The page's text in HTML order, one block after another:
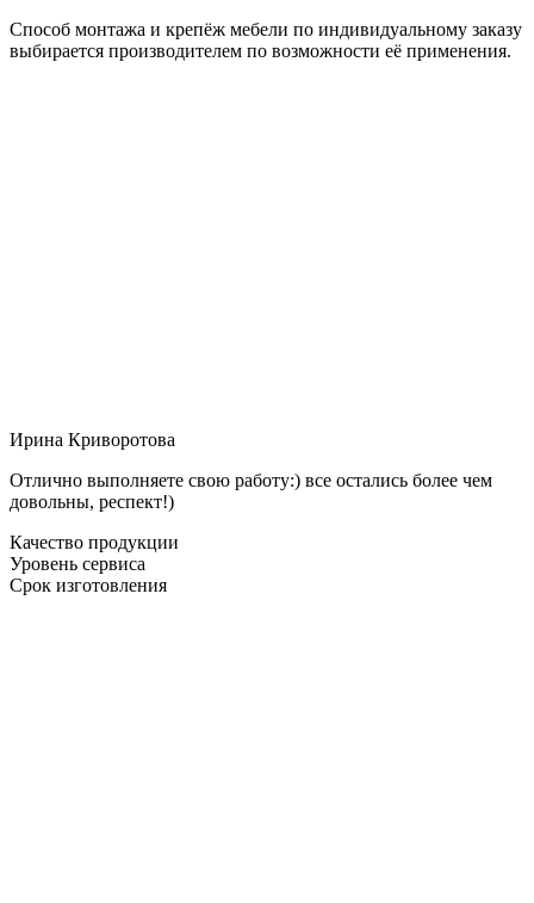
Способ монтажа и крепёж мебели по индивидуальному заказу
выбирается производителем по возможности её применения.
Ирина Криворотова
Отлично выполняете свою работу:) все остались более чем
довольны, респект!)
Качество продукции
Уровень сервиса
Срок изготовления